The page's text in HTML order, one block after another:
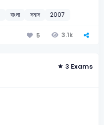
বাংলা সমাস 2007
5 3.1k
3 Exams